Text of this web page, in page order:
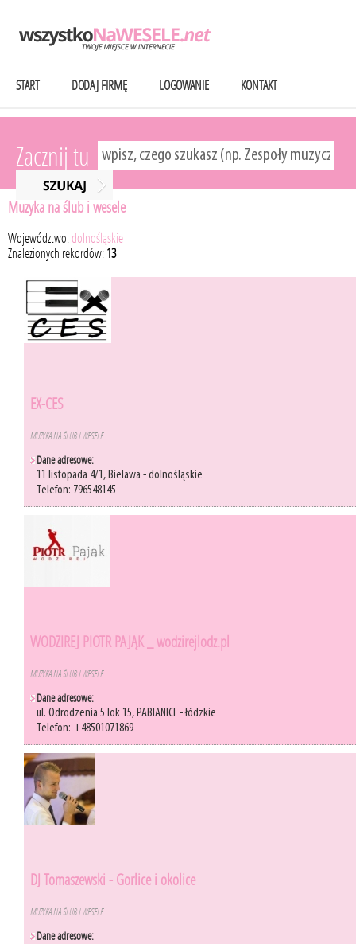
START DODAJ FIRMĘ LOGOWANIE KONTAKT
Zacznij tu
Muzyka na ślub i wesele
Województwo:dolnośląskie
Znalezionych rekordów: 13
EX-CES
MUZYKA NA ŚLUB I WESELE
Dane adresowe:
11 listopada 4/1, Bielawa - dolnośląskie
Telefon: 796548145
WODZIREJ PIOTR PAJĄK _ wodzirejlodz.pl
MUZYKA NA ŚLUB I WESELE
Dane adresowe:
ul. Odrodzenia 5 lok 15, PABIANICE - łódzkie
Telefon: +48501071869
DJ Tomaszewski - Gorlice i okolice
MUZYKA NA ŚLUB I WESELE
Dane adresowe: